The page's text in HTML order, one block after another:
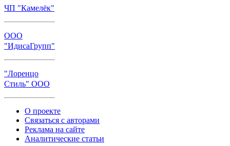
ЧП "Камелёк"
ООО
"ИдисаГрупп"
"Лоренцо
Стиль" ООО
О проекте
Связаться с авторами
Реклама на сайте
Аналитические статьи